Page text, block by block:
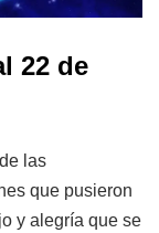
22 de
las
que pusieron
y alegría que se